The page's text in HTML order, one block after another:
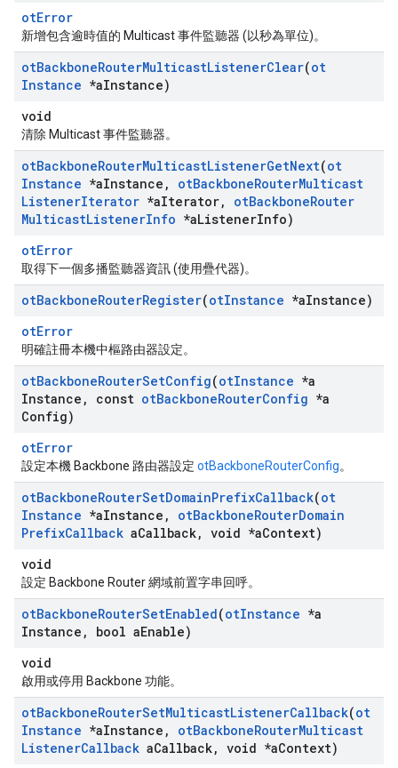
otError
新增包含逾時值的 Multicast 事件監聽器 (以秒為單位)。
otBackboneRouterMulticastListenerClear(ot
Instance *aInstance)
void
清除 Multicast 事件監聽器。
otBackboneRouterMulticastListenerGetNext(ot
Instance *aInstance , otBackboneRouterMulticast
ListenerIterator *aIterator, otBackboneRouter
MulticastListenerInfo *aListenerInfo)
otError
取得下一個多播監聽器資訊 (使用疊代器)。
otBackboneRouterRegister(otInstance *aInstance)
otError
明確註冊本機中樞路由器設定。
otBackboneRouterSetConfig(otInstance *a
Instance , const otBackboneRouterConfig *a
Config)
otError
設定本機 Backbone 路由器設定 otBackboneRouterConfig。
otBackboneRouterSetDomainPrefixCallback(ot
Instance *aInstance , otBackboneRouterDomain
PrefixCallback aCallback, void *aContext)
void
設定 Backbone Router 網域前置字串回呼。
otBackboneRouterSetEnabled(otInstance *a
Instance , bool aEnable)
void
啟用或停用 Backbone 功能。
otBackboneRouterSetMulticastListenerCallback(ot
Instance *aInstance , otBackboneRouterMulticast
ListenerCallback aCallback, void *aContext)